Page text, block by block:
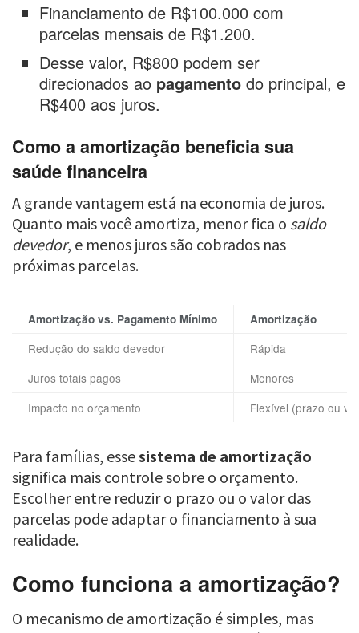
Financiamento de R$100.000 com
parcelas mensais de R$1.200.
Desse valor, R$800 podem ser
direcionados ao pagamento do principal, e
R$400 aos juros.
Como a amortização beneficia sua
saúde financeira
A grande vantagem está na economia de juros.
Quanto mais você amortiza, menor fica o saldo
devedor, e menos juros são cobrados nas
próximas parcelas.
Amortização vs. Pagamento Mínimo Amortização
Redução do saldo devedor
Rápida
Juros totais pagos
Menores
Impacto no orçamento
Flexível (prazo ou
Para famílias, essesistema de amortização
significa mais controle sobre o orçamento.
Escolher entre reduzir o prazo ou o valor das
parcelas pode adaptar o financiamento à sua
realidade.
Como funciona a amortização?
O mecanismo de amortização é simples, mas